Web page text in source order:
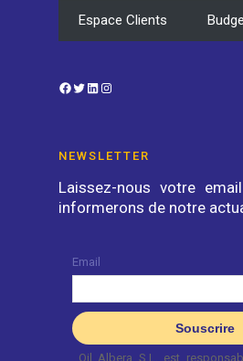
Espace Clients
Facebook
TwitterLinkedIn
NEWSLETTER
Laissez-nous votre
informerons de notre